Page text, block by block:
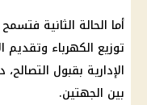
أما الحالة الثانية
توزيع الكهرباء وتقديم
الإدارية بقبول
بين الجهتين.